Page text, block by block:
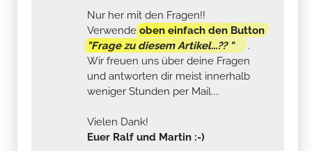
Nur her mit den Fragen!!
Verwendeoben einfach den Button
"Frage zu diesem Artikel...?? "
.
Wir freuen uns über deine Fragen
und antworten dir meist innerhalb
weniger Stunden per Mail....
Vielen Dank!
Euer Ralf und Martin :-)